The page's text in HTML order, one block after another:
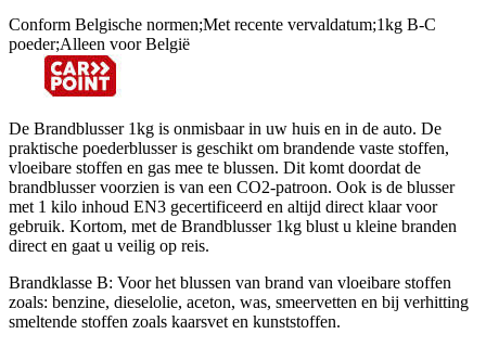
Conform Belgische normen;Met recente vervaldatum;1kg B-C
poeder;Alleen voor België
De Brandblusser 1kg is onmisbaar in uw huis en in de auto. De
praktische poederblusser is geschikt om brandende vaste stoffen,
vloeibare stoffen en gas mee te blussen. Dit komt doordat de
brandblusser voorzien is van een CO2-patroon. Ook is de blusser
met 1 kilo inhoud EN3 gecertificeerd en altijd direct klaar voor
gebruik. Kortom, met de Brandblusser 1kg blust u kleine branden
direct en gaat u veilig op reis.
Brandklasse B: Voor het blussen van brand van vloeibare stoffen
zoals: benzine, dieselolie, aceton, was, smeervetten en bij verhitting
smeltende stoffen zoals kaarsvet en kunststoffen.